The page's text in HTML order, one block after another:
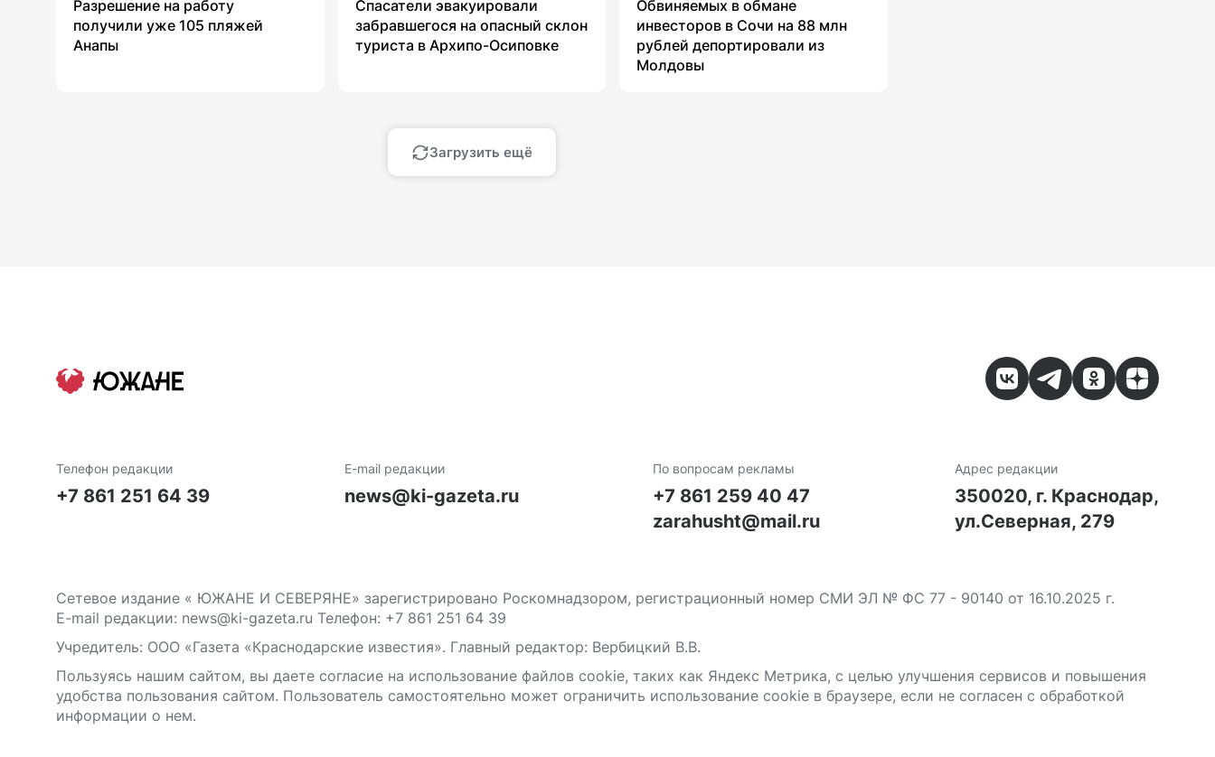
Разрешение на работу
получили уже 105 пляжей
Анапы
Спасатели эвакуировали
забравшегося на опасный склон
туриста в Архипо-Осиповке
Обвиняемых в обмане
инвесторов в Сочи на 88 млн
рублей депортировали из
Молдовы
Загрузить ещё
Телефон редакции
+7 861 251 64 39
E-mail редакции
news@ki-gazeta.ru
По вопросам рекламы
+7 861 259 40 47
zarahusht@mail.ru
Адрес редакции
350020, г. Краснодар,
ул.Северная, 279
Сетевое издание « ЮЖАНЕ И СЕВЕРЯНЕ» зарегистрировано Роскомнадзором, регистрационный номер СМИ ЭЛ № ФС 77 - 90140 от 16.10.2025 г.
E-mail редакции: news@ki-gazeta.ru Телефон: +7 861 251 64 39
Учредитель: ООО «Газета «Краснодарские известия». Главный редактор: Вербицкий В.В.
Пользуясь нашим сайтом, вы даете согласие на использование файлов сооkіе, таких как Яндекс Метрика, с целью улучшения сервисов и повышения
удобства пользования сайтом. Пользователь самостоятельно может ограничить использование сооkіе в браузере, если не согласен с обработкой
информации о нем.